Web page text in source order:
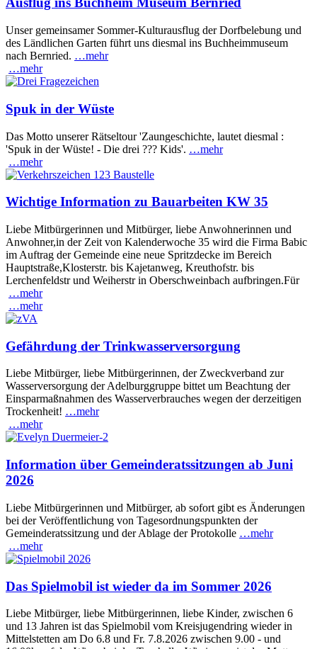
Unser gemeinsamer Sommer-Kulturausflug der Dorfbelebung und
des Ländlichen Garten führt uns diesmal ins Buchheimmuseum
nach Bernried. …mehr
…mehr
Spuk in der Wüste
Das Motto unserer Rätseltour 'Zaungeschichte, lautet diesmal :
'Spuk in der Wüste! - Die drei ??? Kids'. …mehr
…mehr
Wichtige Information zu Bauarbeiten KW 35
Liebe Mitbürgerinnen und Mitbürger, liebe Anwohnerinnen und
Anwohner,in der Zeit von Kalenderwoche 35 wird die Firma Babic
im Auftrag der Gemeinde eine neue Spritzdecke im Bereich
Hauptstraße,Klosterstr. bis Kajetanweg, Kreuthofstr. bis
Lerchenfeldstr und Weiherstr in Oberschweinbach aufbringen.Für
…mehr
…mehr
Gefährdung der Trinkwasserversorgung
Liebe Mitbürger, liebe Mitbürgerinnen, der Zweckverband zur
Wasserversorgung der Adelburggruppe bittet um Beachtung der
Einsparmaßnahmen des Wasserverbrauches wegen der derzeitigen
Trockenheit! …mehr
…mehr
Information über Gemeinderatssitzungen ab Juni
2026
Liebe Mitbürgerinnen und Mitbürger, ab sofort gibt es Änderungen
bei der Veröffentlichung von Tagesordnungspunkten der
Gemeinderatssitzung und der Ablage der Protokolle …mehr
…mehr
Das Spielmobil ist wieder da im Sommer 2026
Liebe Mitbürger, liebe Mitbürgerinnen, liebe Kinder, zwischen 6
und 13 Jahren ist das Spielmobil vom Kreisjugendring wieder in
Mittelstetten am Do 6.8 und Fr. 7.8.2026 zwischen 9.00 - und